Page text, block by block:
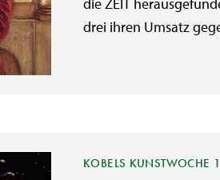
drei ihren Umsatz
KOBELS KUNSTWOCHE